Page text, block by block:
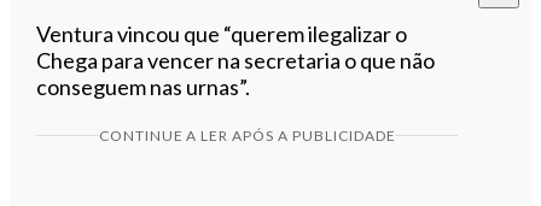
Ventura vincou que “querem ilegalizar o
Chega para vencer na secretaria o que não
conseguem nas urnas”.
CONTINUE A LER APÓS A PUBLICIDADE